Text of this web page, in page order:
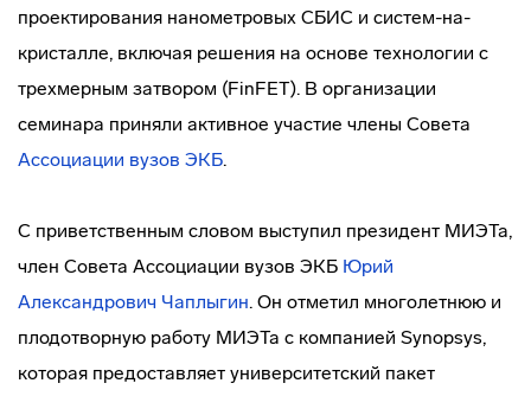
проектирования нанометровых СБИС и систем-на-
кристалле, включая решения на основе технологии с
трехмерным затвором (FinFET). В организации
семинара приняли активное участие члены Совета
Ассоциации вузов ЭКБ.
С приветственным словом выступил президент МИЭТа,
член Совета Ассоциации вузов ЭКБ Юрий
Александрович Чаплыгин. Он отметил многолетнюю и
плодотворную работу МИЭТа с компанией Synopsys,
которая предоставляет университетский пакет